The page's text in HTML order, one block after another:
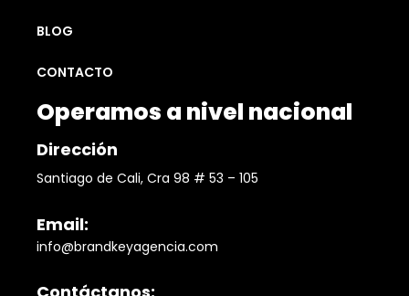
BLOG
CONTACTO
Operamos a nivel nacional
Dirección
Santiago de Cali, Cra 98 # 53 – 105
Email:
info@brandkeyagencia.com